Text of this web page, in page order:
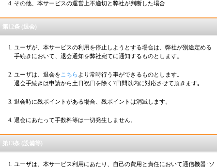
その他、本サービスの運営上不適切と弊社が判断した場合
第12条 (退会)
ユーザが、本サービスの利用を停止しようとする場合は、弊社が別途定める
手続きにおいて、退会通知を弊社宛てに通知するものとします。
ユーザは、退会をこちら より常時行う事ができるものとします。
退会手続きは申請から土日祝日を除く7日間以内に対応させて頂きます｡
退会時に残ポイントがある場合、残ポイントは消滅します。
退会にあたって手数料等は一切発生しません。
第13条 (設備等)
ユーザは、本サービス利用にあたり、自己の費用と責任において通信機器･ソ